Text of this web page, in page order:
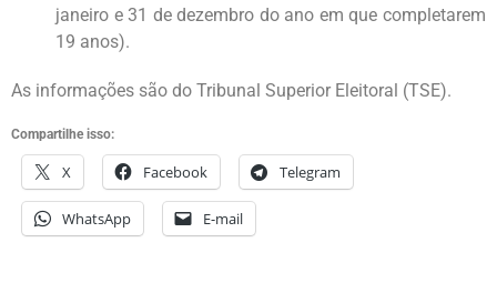
janeiro e 31 de dezembro do ano em que completarem
19 anos).
As informações são do Tribunal Superior Eleitoral (TSE).
Compartilhe isso:
X Facebook Telegram
WhatsApp E-mail